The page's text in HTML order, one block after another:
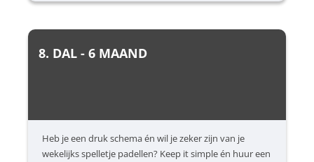
8. DAL - 6 MAAND
Heb je een druk schema én wil je zeker zijn van je
wekelijks spelletje padellen? Keep it simple én huur een